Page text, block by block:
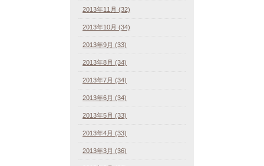
2013年11月 (32)
2013年10月 (34)
2013年9月 (33)
2013年8月 (34)
2013年7月 (34)
2013年6月 (34)
2013年5月 (33)
2013年4月 (33)
2013年3月 (36)